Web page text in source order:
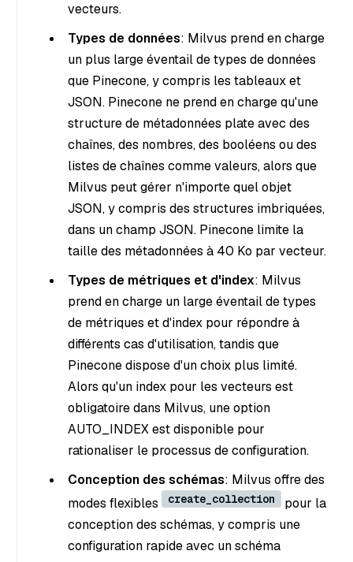
vecteurs.
Types de données: Milvus prend en charge
un plus large éventail de types de données
que Pinecone, y compris les tableaux et
JSON. Pinecone ne prend en charge qu'une
structure de métadonnées plate avec des
chaînes, des nombres, des booléens ou des
listes de chaînes comme valeurs, alors que
Milvus peut gérer n'importe quel objet
JSON, y compris des structures imbriquées,
dans un champ JSON. Pinecone limite la
taille des métadonnées à 40 Ko par vecteur.
Types de métriques et d'index: Milvus
prend en charge un large éventail de types
de métriques et d'index pour répondre à
différents cas d'utilisation, tandis que
Pinecone dispose d'un choix plus limité.
Alors qu'un index pour les vecteurs est
obligatoire dans Milvus, une option
AUTO_INDEX est disponible pour
rationaliser le processus de configuration.
Conception des schémas: Milvus offre des
modes flexibles
create_collection
pour la
conception des schémas, y compris une
configuration rapide avec un schéma